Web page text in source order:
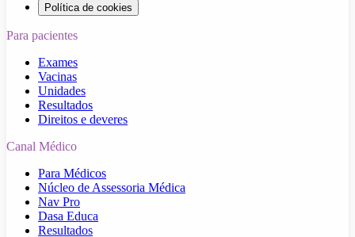
Política de cookies
Para pacientes
Exames
Vacinas
Unidades
Resultados
Direitos e deveres
Canal Médico
Para Médicos
Núcleo de Assessoria Médica
Nav Pro
Dasa Educa
Resultados